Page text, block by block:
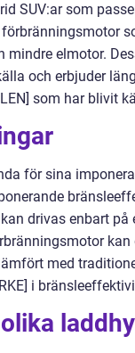
SUV:ar som
elmotor.
och erbjuder
som har
för sina
drivas enbart
med
i